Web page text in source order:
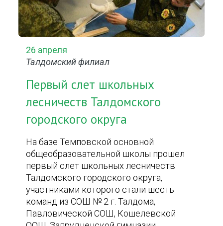
26 апреля
Талдомский филиал
Первый слет школьных
лесничеств Талдомского
городского округа
На базе Темповской основной
общеобразовательной школы прошел
первый слет школьных лесничеств
Талдомского городского округа,
участниками которого стали шесть
команд из СОШ № 2 г. Талдома,
Павловической СОШ, Кошелевской